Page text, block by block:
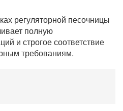
регуляторной песочницы
полную
и строгое соответствие
требованиям.